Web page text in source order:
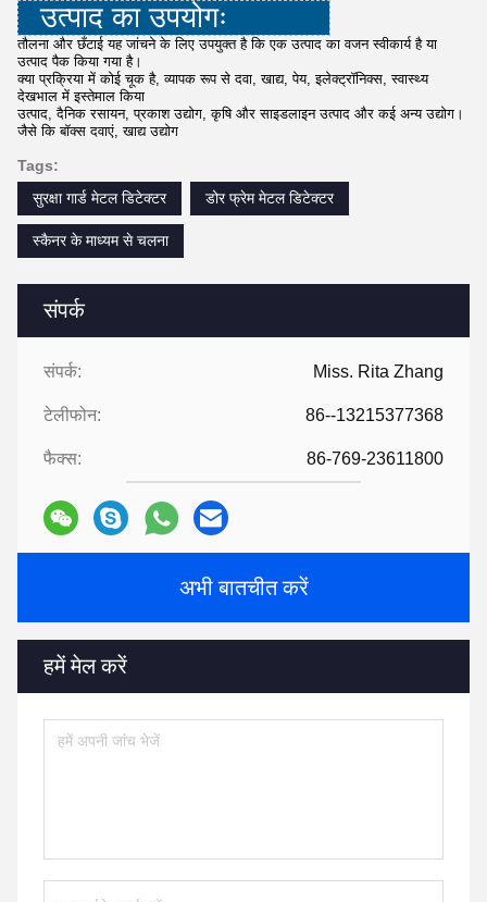
संपर्क
संपर्क: Miss. Rita Zhang
टेलीफोन: 86--13215377368
फैक्स: 86-769-23611800
अभी बातचीत करें
हमें मेल करें
उत्पाद का उपयोगः
तौलना और छँटाई यह जांचने के लिए उपयुक्त है कि एक उत्पाद का वजन स्वीकार्य है या
उत्पाद पैक किया गया है।
क्या प्रक्रिया में कोई चूक है, व्यापक रूप से दवा, खाद्य, पेय, इलेक्ट्रॉनिक्स, स्वास्थ्य
देखभाल में इस्तेमाल किया
उत्पाद, दैनिक रसायन, प्रकाश उद्योग, कृषि और साइडलाइन उत्पाद और कई अन्य उद्योग।
जैसे कि बॉक्स दवाएं, खाद्य उद्योग
Tags:
सुरक्षा गार्ड मेटल डिटेक्टर
डोर फ्रेम मेटल डिटेक्टर
स्कैनर के माध्यम से चलना